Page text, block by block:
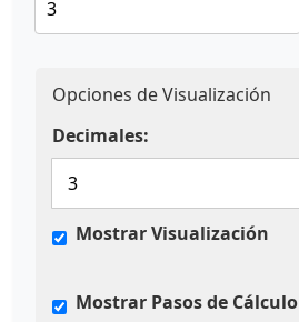
Opciones de Visualización
Decimales:
Mostrar Visualización
Mostrar Pasos de Cálculo